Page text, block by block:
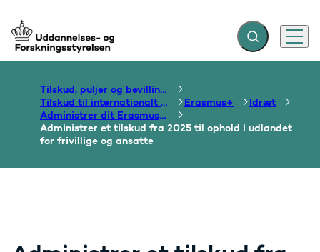
Gå til forsiden Fold søgefelt ud
Menu
Tilskud, puljer og bevillinger
Tilskud til internationalt samarbejde om uddannelse
Erasmus+
Idræt
Administrer dit Erasmus+ tilskud
Administrer et tilskud fra 2025 til ophold i udlandet
for frivillige og ansatte